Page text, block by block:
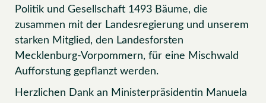
Politik und Gesellschaft 1493 Bäume, die
zusammen mit der Landesregierung und unserem
starken Mitglied, den Landesforsten
Mecklenburg-Vorpommern, für eine Mischwald
Aufforstung gepflanzt werden.
Herzlichen Dank an Ministerpräsidentin Manuela